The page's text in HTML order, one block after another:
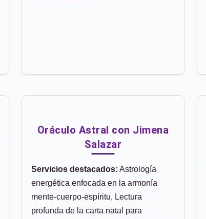
Oráculo Astral con Jimena
Salazar
Servicios destacados: Astrología
energética enfocada en la armonía
mente-cuerpo-espíritu, Lectura
profunda de la carta natal para